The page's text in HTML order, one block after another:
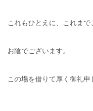
これもひとえに、これま
お陰でございます。
この場を借りて厚く御礼申